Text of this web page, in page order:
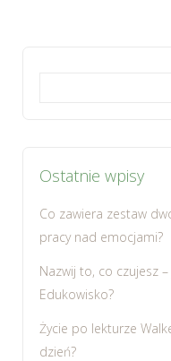
Ostatnie wpisy
Co zawiera zestaw
pracy nad emocjami?
Nazwij to, co czujesz
Edukowisko?
Życie po lekturze
dzień?